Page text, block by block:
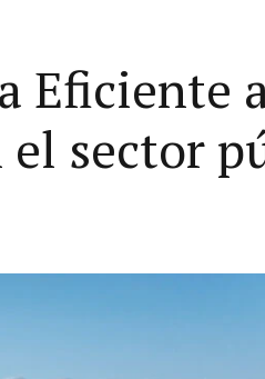
Eficiente
el sector